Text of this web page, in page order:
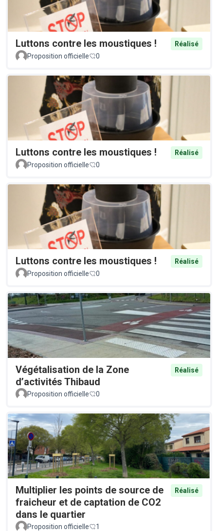
Luttons contre les moustiques !
Réalisé
Proposition officielle
0
Luttons contre les moustiques !
Réalisé
Proposition officielle
0
Luttons contre les moustiques !
Réalisé
Proposition officielle
0
Végétalisation de la Zone
d’activités Thibaud
Réalisé
Proposition officielle 0
Multiplier les points de source de
fraicheur et de captation de CO2
dans le quartier
Réalisé
Proposition officielle 1